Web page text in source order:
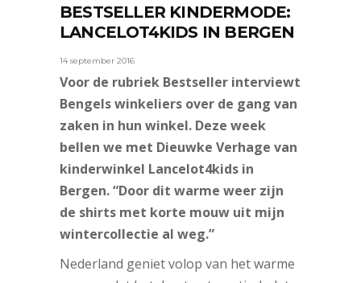
BESTSELLER KINDERMODE:
LANCELOT4KIDS IN BERGEN
14 september 2016
Voor de rubriek Bestseller interviewt
Bengels winkeliers over de gang van
zaken in hun winkel. Deze week
bellen we met Dieuwke Verhage van
kinderwinkel Lancelot4kids in
Bergen. “Door dit warme weer zijn
de shirts met korte mouw uit mijn
wintercollectie al weg.”
Nederland geniet volop van het warme